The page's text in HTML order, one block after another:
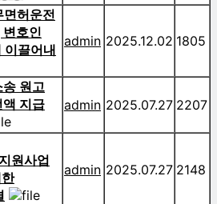
허운전
호인
이끌어내
admin 2025.12.02 1805
원고
지급
admin 2025.07.27 2207
원사업
admin 2025.07.27 2148